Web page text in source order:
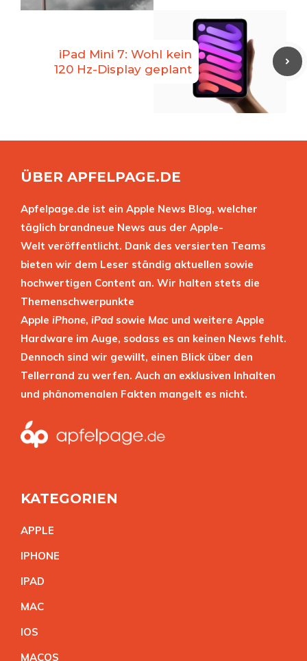
iPad Mini 7: Wohl kein
120 Hz-Display geplant
ÜBER APFELPAGE.DE
Apfelpage.de ist ein Apple News Blog, welcher
täglich brandneue News aus der Apple-
Welt veröffentlicht. Dank des versierten Teams
bieten wir dem Leser ständig aktuellen sowie
hochwertigen Content an. Wir halten stets die
Themenschwerpunkte
Apple iPhone, iPad sowie Mac und weitere Apple
Hardware im Auge, sodass es an keinen News fehlt.
Dennoch sind wir gewillt, einen Blick über den
Tellerrand zu werfen. Auch an exklusiven Inhalten
und phänomenalen Fakten mangelt es nicht.
KATEGORIEN
APPLE
IPHONE
IPAD
MAC
IOS
MACOS